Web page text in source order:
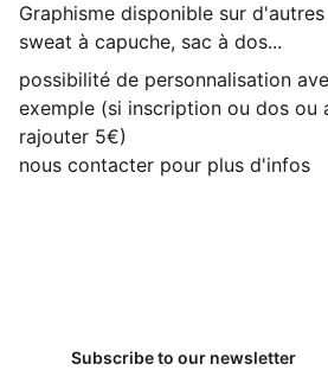
Graphisme disponible sur
sweat à capuche, sac à dos...
possibilité de personnalisation
exemple (si inscription ou dos ou
rajouter 5€)
nous contacter pour plus d'infos
Subscribe to our newsletter